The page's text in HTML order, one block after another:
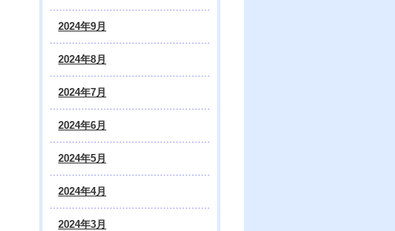
2024年9月
2024年8月
2024年7月
2024年6月
2024年5月
2024年4月
2024年3月